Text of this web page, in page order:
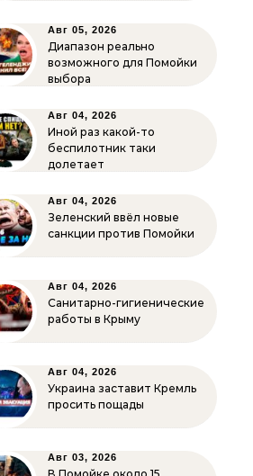
Авг 05, 2026
Диапазон реально
возможного для Помойки
выбора
Авг 04, 2026
Иной раз какой-то
беспилотник таки
долетает
Авг 04, 2026
Зеленский ввёл новые
санкции против Помойки
Авг 04, 2026
Санитарно-гигиенические
работы в Крыму
Авг 04, 2026
Украина заставит Кремль
просить пощады
Авг 03, 2026